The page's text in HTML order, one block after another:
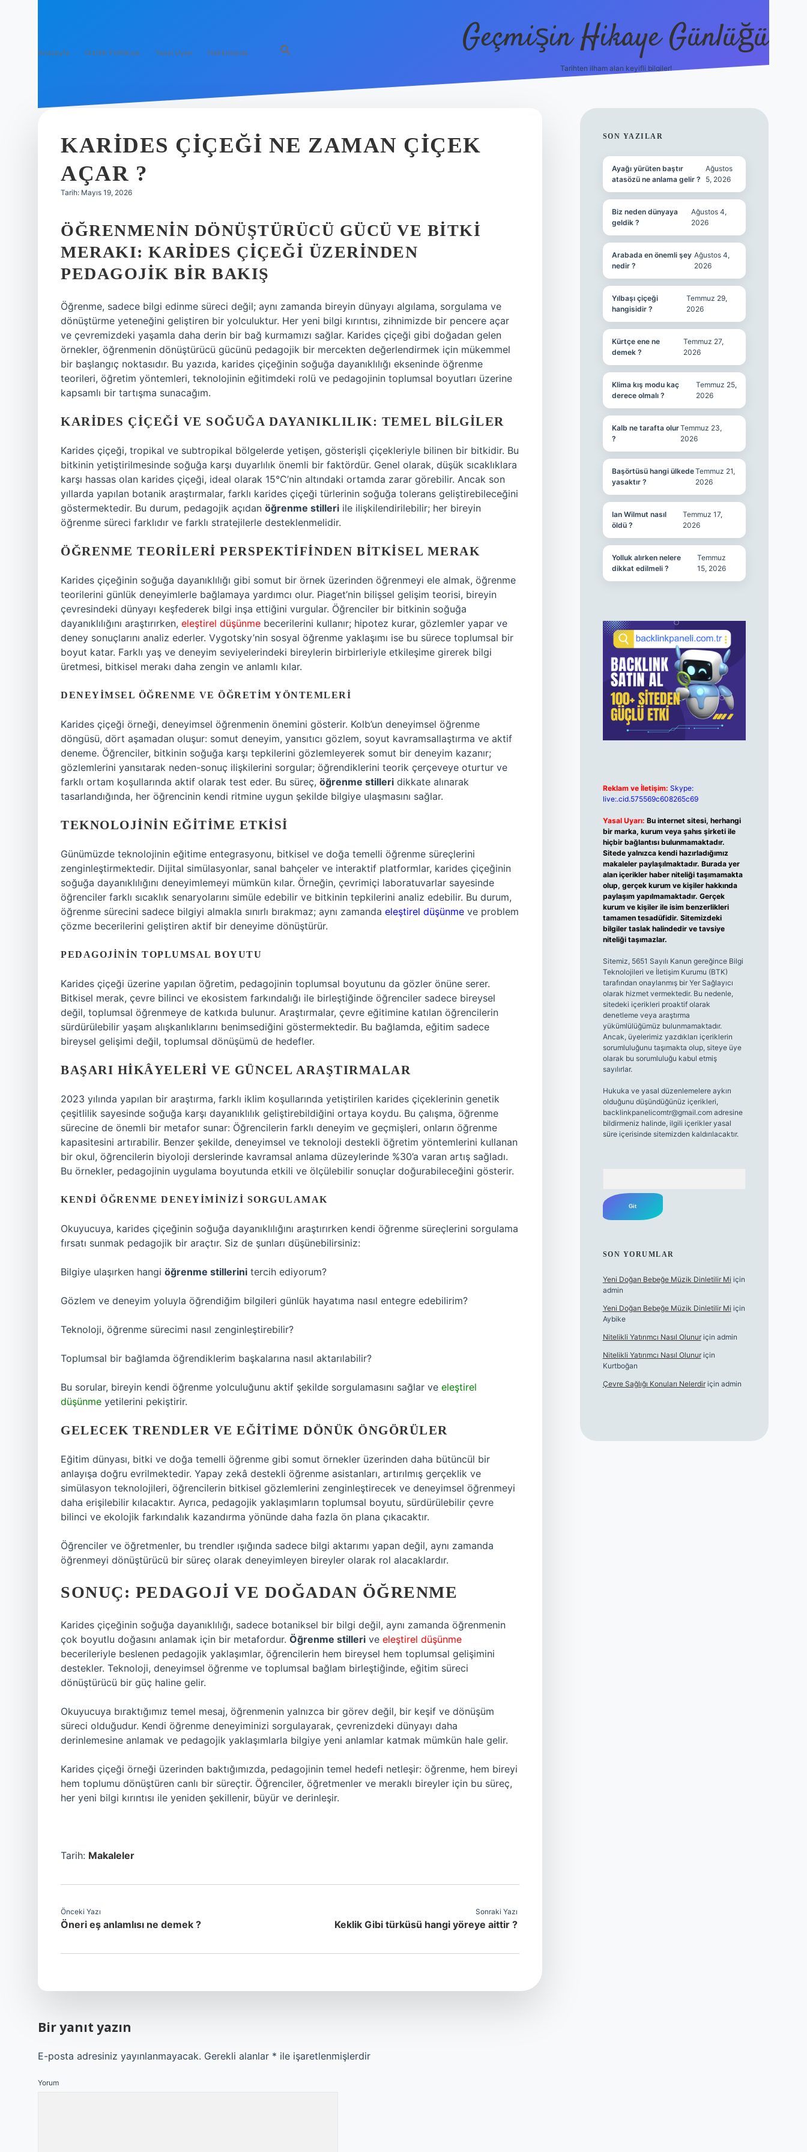
Anasayfa Gizlilik Politikası Yasal Uyarı Hakkımızda Geçmişin Hikaye Günlüğü
Tarihten ilham alan keyifli bilgiler!
KARIDES ÇIÇEĞI NE ZAMAN ÇIÇEK
AÇAR ?
Tarih: Mayıs 19, 2026
ÖĞRENMENIN DÖNÜŞTÜRÜCÜ GÜCÜ VE BITKI
MERAKI: KARIDES ÇIÇEĞI ÜZERINDEN
PEDAGOJIK BIR BAKIŞ
Öğrenme, sadece bilgi edinme süreci değil; aynı zamanda bireyin dünyayı algılama, sorgulama ve
dönüştürme yeteneğini geliştiren bir yolculuktur. Her yeni bilgi kırıntısı, zihnimizde bir pencere açar
ve çevremizdeki yaşamla daha derin bir bağ kurmamızı sağlar. Karides çiçeği gibi doğadan gelen
örnekler, öğrenmenin dönüştürücü gücünü pedagojik bir mercekten değerlendirmek için mükemmel
bir başlangıç noktasıdır. Bu yazıda, karides çiçeğinin soğuğa dayanıklılığı ekseninde öğrenme
teorileri, öğretim yöntemleri, teknolojinin eğitimdeki rolü ve pedagojinin toplumsal boyutları üzerine
kapsamlı bir tartışma sunacağım.
KARIDES ÇIÇEĞI VE SOĞUĞA DAYANIKLILIK: TEMEL BILGILER
Karides çiçeği, tropikal ve subtropikal bölgelerde yetişen, gösterişli çiçekleriyle bilinen bir bitkidir. Bu
bitkinin yetiştirilmesinde soğuğa karşı duyarlılık önemli bir faktördür. Genel olarak, düşük sıcaklıklara
karşı hassas olan karides çiçeği, ideal olarak 15°C’nin altındaki ortamda zarar görebilir. Ancak son
yıllarda yapılan botanik araştırmalar, farklı karides çiçeği türlerinin soğuğa tolerans geliştirebileceğini
göstermektedir. Bu durum, pedagojik açıdan öğrenme stilleri ile ilişkilendirilebilir; her bireyin
öğrenme süreci farklıdır ve farklı stratejilerle desteklenmelidir.
ÖĞRENME TEORILERI PERSPEKTIFINDEN BITKISEL MERAK
Karides çiçeğinin soğuğa dayanıklılığı gibi somut bir örnek üzerinden öğrenmeyi ele almak, öğrenme
teorilerini günlük deneyimlerle bağlamaya yardımcı olur. Piaget’nin bilişsel gelişim teorisi, bireyin
çevresindeki dünyayı keşfederek bilgi inşa ettiğini vurgular. Öğrenciler bir bitkinin soğuğa
dayanıklılığını araştırırken, eleştirel düşünme becerilerini kullanır; hipotez kurar, gözlemler yapar ve
deney sonuçlarını analiz ederler. Vygotsky’nin sosyal öğrenme yaklaşımı ise bu sürece toplumsal bir
boyut katar. Farklı yaş ve deneyim seviyelerindeki bireylerin birbirleriyle etkileşime girerek bilgi
üretmesi, bitkisel merakı daha zengin ve anlamlı kılar.
DENEYIMSEL ÖĞRENME VE ÖĞRETIM YÖNTEMLERI
Karides çiçeği örneği, deneyimsel öğrenmenin önemini gösterir. Kolb’un deneyimsel öğrenme
döngüsü, dört aşamadan oluşur: somut deneyim, yansıtıcı gözlem, soyut kavramsallaştırma ve aktif
deneme. Öğrenciler, bitkinin soğuğa karşı tepkilerini gözlemleyerek somut bir deneyim kazanır;
gözlemlerini yansıtarak neden-sonuç ilişkilerini sorgular; öğrendiklerini teorik çerçeveye oturtur ve
farklı ortam koşullarında aktif olarak test eder. Bu süreç, öğrenme stilleri dikkate alınarak
tasarlandığında, her öğrencinin kendi ritmine uygun şekilde bilgiye ulaşmasını sağlar.
TEKNOLOJININ EĞITIME ETKISI
Günümüzde teknolojinin eğitime entegrasyonu, bitkisel ve doğa temelli öğrenme süreçlerini
zenginleştirmektedir. Dijital simülasyonlar, sanal bahçeler ve interaktif platformlar, karides çiçeğinin
soğuğa dayanıklılığını deneyimlemeyi mümkün kılar. Örneğin, çevrimiçi laboratuvarlar sayesinde
öğrenciler farklı sıcaklık senaryolarını simüle edebilir ve bitkinin tepkilerini analiz edebilir. Bu durum,
öğrenme sürecini sadece bilgiyi almakla sınırlı bırakmaz; aynı zamanda eleştirel düşünme ve problem
çözme becerilerini geliştiren aktif bir deneyime dönüştürür.
PEDAGOJININ TOPLUMSAL BOYUTU
Karides çiçeği üzerine yapılan öğretim, pedagojinin toplumsal boyutunu da gözler önüne serer.
Bitkisel merak, çevre bilinci ve ekosistem farkındalığı ile birleştiğinde öğrenciler sadece bireysel
değil, toplumsal öğrenmeye de katkıda bulunur. Araştırmalar, çevre eğitimine katılan öğrencilerin
sürdürülebilir yaşam alışkanlıklarını benimsediğini göstermektedir. Bu bağlamda, eğitim sadece
bireysel gelişimi değil, toplumsal dönüşümü de hedefler.
BAŞARI HIKÂYELERI VE GÜNCEL ARAŞTIRMALAR
2023 yılında yapılan bir araştırma, farklı iklim koşullarında yetiştirilen karides çiçeklerinin genetik
çeşitlilik sayesinde soğuğa karşı dayanıklılık geliştirebildiğini ortaya koydu. Bu çalışma, öğrenme
sürecine de önemli bir metafor sunar: Öğrencilerin farklı deneyim ve geçmişleri, onların öğrenme
kapasitesini artırabilir. Benzer şekilde, deneyimsel ve teknoloji destekli öğretim yöntemlerini kullanan
bir okul, öğrencilerin biyoloji derslerinde kavramsal anlama düzeylerinde %30’a varan artış sağladı.
Bu örnekler, pedagojinin uygulama boyutunda etkili ve ölçülebilir sonuçlar doğurabileceğini gösterir.
KENDI ÖĞRENME DENEYIMINIZI SORGULAMAK
Okuyucuya, karides çiçeğinin soğuğa dayanıklılığını araştırırken kendi öğrenme süreçlerini sorgulama
fırsatı sunmak pedagojik bir araçtır. Siz de şunları düşünebilirsiniz:
Bilgiye ulaşırken hangi öğrenme stillerini tercih ediyorum?
Gözlem ve deneyim yoluyla öğrendiğim bilgileri günlük hayatıma nasıl entegre edebilirim?
Teknoloji, öğrenme sürecimi nasıl zenginleştirebilir?
Toplumsal bir bağlamda öğrendiklerim başkalarına nasıl aktarılabilir?
Bu sorular, bireyin kendi öğrenme yolculuğunu aktif şekilde sorgulamasını sağlar ve eleştirel
düşünme yetilerini pekiştirir.
GELECEK TRENDLER VE EĞITIME DÖNÜK ÖNGÖRÜLER
Eğitim dünyası, bitki ve doğa temelli öğrenme gibi somut örnekler üzerinden daha bütüncül bir
anlayışa doğru evrilmektedir. Yapay zekâ destekli öğrenme asistanları, artırılmış gerçeklik ve
simülasyon teknolojileri, öğrencilerin bitkisel gözlemlerini zenginleştirecek ve deneyimsel öğrenmeyi
daha erişilebilir kılacaktır. Ayrıca, pedagojik yaklaşımların toplumsal boyutu, sürdürülebilir çevre
bilinci ve ekolojik farkındalık kazandırma yönünde daha fazla ön plana çıkacaktır.
Öğrenciler ve öğretmenler, bu trendler ışığında sadece bilgi aktarımı yapan değil, aynı zamanda
öğrenmeyi dönüştürücü bir süreç olarak deneyimleyen bireyler olarak rol alacaklardır.
SONUÇ: PEDAGOJI VE DOĞADAN ÖĞRENME
Karides çiçeğinin soğuğa dayanıklılığı, sadece botaniksel bir bilgi değil, aynı zamanda öğrenmenin
çok boyutlu doğasını anlamak için bir metafordur. Öğrenme stilleri ve eleştirel düşünme
becerileriyle beslenen pedagojik yaklaşımlar, öğrencilerin hem bireysel hem toplumsal gelişimini
destekler. Teknoloji, deneyimsel öğrenme ve toplumsal bağlam birleştiğinde, eğitim süreci
dönüştürücü bir güç haline gelir.
Okuyucuya bıraktığımız temel mesaj, öğrenmenin yalnızca bir görev değil, bir keşif ve dönüşüm
süreci olduğudur. Kendi öğrenme deneyiminizi sorgulayarak, çevrenizdeki dünyayı daha
derinlemesine anlamak ve pedagojik yaklaşımlarla bilgiye yeni anlamlar katmak mümkün hale gelir.
Karides çiçeği örneği üzerinden baktığımızda, pedagojinin temel hedefi netleşir: öğrenme, hem bireyi
hem toplumu dönüştüren canlı bir süreçtir. Öğrenciler, öğretmenler ve meraklı bireyler için bu süreç,
her yeni bilgi kırıntısı ile yeniden şekillenir, büyür ve derinleşir.
Tarih: Makaleler
Önceki Yazı
Öneri eş anlamlısı ne demek ?
Sonraki Yazı
Keklik Gibi türküsü hangi yöreye aittir ?
Bir yanıt yazın
E-posta adresiniz yayınlanmayacak. Gerekli alanlar * ile işaretlenmişlerdir
Yorum
SIDEBAR
SON YAZILAR
Ayağı yürüten baştır
atasözü ne anlama gelir ?
Ağustos
5, 2026
Biz neden dünyaya
geldik ?
Ağustos 4,
2026
Arabada en önemli şey
nedir ?
Ağustos 4,
2026
Yılbaşı çiçeği
hangisidir ?
Temmuz 29,
2026
Kürtçe ene ne
demek ?
Temmuz 27,
2026
Klima kış modu kaç
derece olmalı ?
Temmuz 25,
2026
Kalb ne tarafta olur
?
Temmuz 23,
2026
Başörtüsü hangi ülkede
yasaktır ?
Temmuz 21,
2026
Ian Wilmut nasıl
öldü ?
Temmuz 17,
2026
Yolluk alırken nelere
dikkat edilmeli ?
Temmuz
15, 2026
Reklam ve İletişim: Skype:
live:.cid.575569c608265c69
Yasal Uyarı: Bu internet sitesi, herhangi
bir marka, kurum veya şahıs şirketi ile
hiçbir bağlantısı bulunmamaktadır.
Sitede yalnızca kendi hazırladığımız
makaleler paylaşılmaktadır. Burada yer
alan içerikler haber niteliği taşımamakta
olup, gerçek kurum ve kişiler hakkında
paylaşım yapılmamaktadır. Gerçek
kurum ve kişiler ile isim benzerlikleri
tamamen tesadüfidir. Sitemizdeki
bilgiler taslak halindedir ve tavsiye
niteliği taşımazlar.
Sitemiz, 5651 Sayılı Kanun gereğince Bilgi
Teknolojileri ve İletişim Kurumu (BTK)
tarafından onaylanmış bir Yer Sağlayıcı
olarak hizmet vermektedir. Bu nedenle,
sitedeki içerikleri proaktif olarak
denetleme veya araştırma
yükümlülüğümüz bulunmamaktadır.
Ancak, üyelerimiz yazdıkları içeriklerin
sorumluluğunu taşımakta olup, siteye üye
olarak bu sorumluluğu kabul etmiş
sayılırlar.
Hukuka ve yasal düzenlemelere aykırı
olduğunu düşündüğünüz içerikleri,
backlinkpanelicomtr@gmail.comadresine
bildirmeniz halinde, ilgili içerikler yasal
süre içerisinde sitemizden kaldırılacaktır.
SON YORUMLAR
Yeni Doğan Bebeğe Müzik Dinletilir Mi için
admin
Yeni Doğan Bebeğe Müzik Dinletilir Mi için
Aybike
Nitelikli Yatırımcı Nasıl Olunuriçin admin
Nitelikli Yatırımcı Nasıl Olunuriçin
Kurtboğan
Çevre Sağlığı Konuları Nelerdiriçin admin
https://